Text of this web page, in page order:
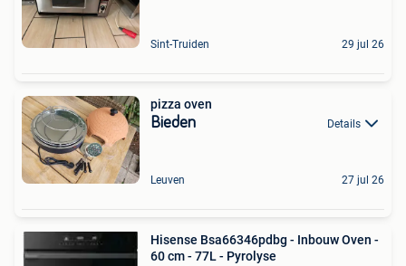
Sint-Truiden 29 jul 26
pizza oven
Bieden Details
Leuven 27 jul 26
Hisense Bsa66346pdbg - Inbouw Oven -
60 cm - 77L - Pyrolyse